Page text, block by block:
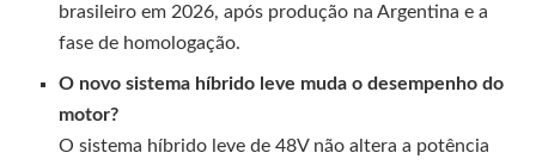
brasileiro em 2026, após produção na Argentina e a
fase de homologação.
O novo sistema híbrido leve muda o desempenho do
motor?
O sistema híbrido leve de 48V não altera a potência